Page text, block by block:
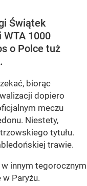
Świątek
1000
o Polce tuż
biorąc
dopiero
meczu
Niestety,
tytułu.
trawie.
innym tegorocznym
Paryżu.